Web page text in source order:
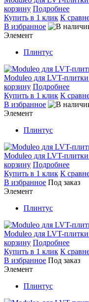
корзину Подробнее
Купить в 1 клик К
В избранное
Элемент
Плинтус
Moduleo для LVT-
корзину Подробнее
Купить в 1 клик К
В избранное
Элемент
Плинтус
Moduleo для LVT-
корзину Подробнее
Купить в 1 клик К
В избранное Под заказ
Элемент
Плинтус
Moduleo для LVT-
корзину Подробнее
Купить в 1 клик К
В избранное Под заказ
Элемент
Плинтус